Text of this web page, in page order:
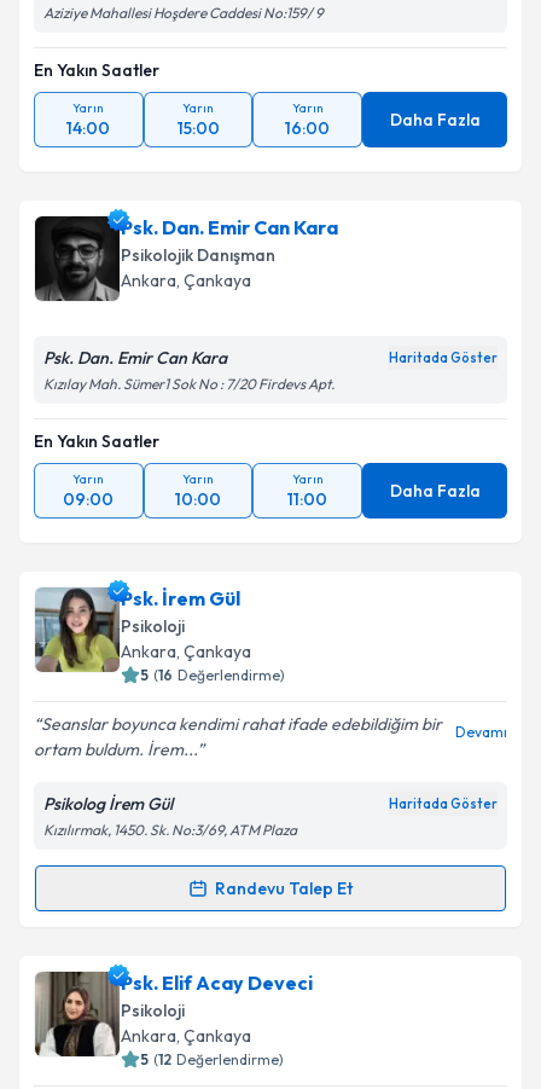
Aziziye Mahallesi Hoşdere Caddesi No:159/ 9
En Yakın Saatler
Yarın
14:00
Yarın
15:00
Yarın
16:00 Daha Fazla
Psk. Dan. Emir Can Kara
Psikolojik Danışman
Ankara, Çankaya
Psk. Dan. Emir Can Kara Haritada Göster
Kızılay Mah. Sümer1 Sok No : 7/20 Firdevs Apt.
En Yakın Saatler
Yarın
09:00
Yarın
10:00
Yarın
11:00 Daha Fazla
Psk. İrem Gül
Psikoloji
Ankara, Çankaya
5 (16 Değerlendirme)
Seanslar boyunca kendimi rahat ifade edebildiğim bir
ortam buldum. İrem...
Devamı
Psikolog İrem Gül Haritada Göster
Kızılırmak, 1450. Sk. No:3/69, ATM Plaza
Randevu Talep Et
Randevu Takvimi Talebi
Psk. İrem Güliçin randevu takvimi talebi oluşturun.
Size bu uzmandan randevu almanız için bir takvim
hazırlandığında e-posta ile bilgilendireceğiz.
Psk. Elif Acay Deveci
Psikoloji
Ankara, Çankaya
5 (12 Değerlendirme)